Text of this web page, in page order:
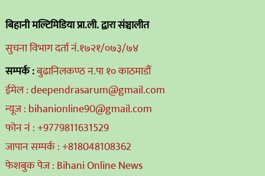
बिहानी मल्टिमिडिया प्रा.ली. द्वारा संञ्चालीत
सुचना विभाग दर्ता नं.१७२१/०७३/७४
सम्पर्क :बुढानिलकण्ठ न.पा १० काठमाडौं
ईमेल : deependrasarum@gmail.com
न्यूज : bihanionline90@gmail.com
फोन नं : +9779811631529
जापान सम्पर्क : +818048108362
फेशबुक पेज : Bihani Online News